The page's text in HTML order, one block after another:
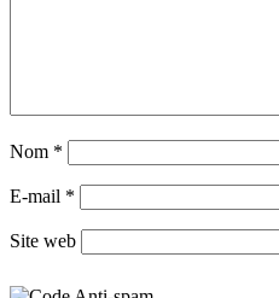
Nom *
E-mail *
Site web